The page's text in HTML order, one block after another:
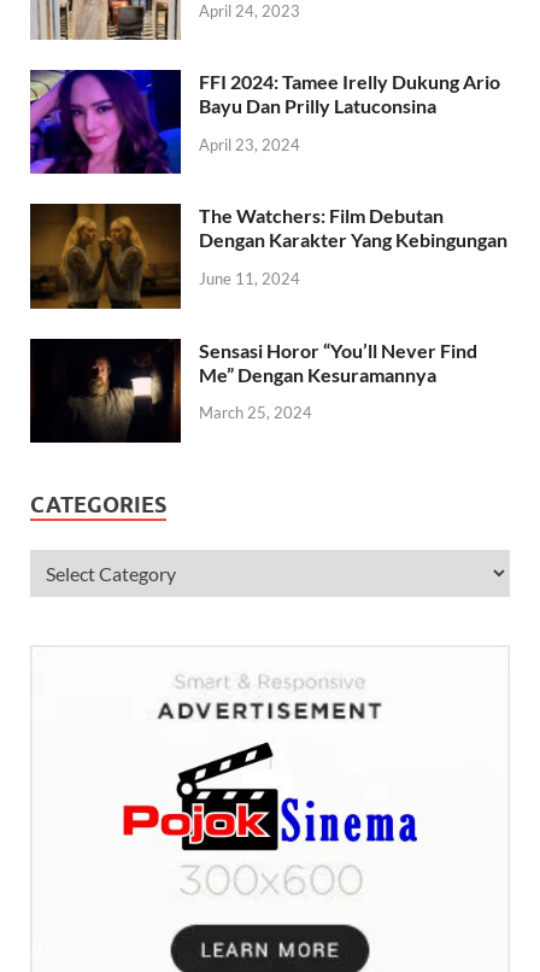
April 24, 2023
FFI 2024: Tamee Irelly Dukung Ario
Bayu Dan Prilly Latuconsina
April 23, 2024
The Watchers: Film Debutan
Dengan Karakter Yang Kebingungan
June 11, 2024
Sensasi Horor “You’ll Never Find
Me” Dengan Kesuramannya
March 25, 2024
CATEGORIES